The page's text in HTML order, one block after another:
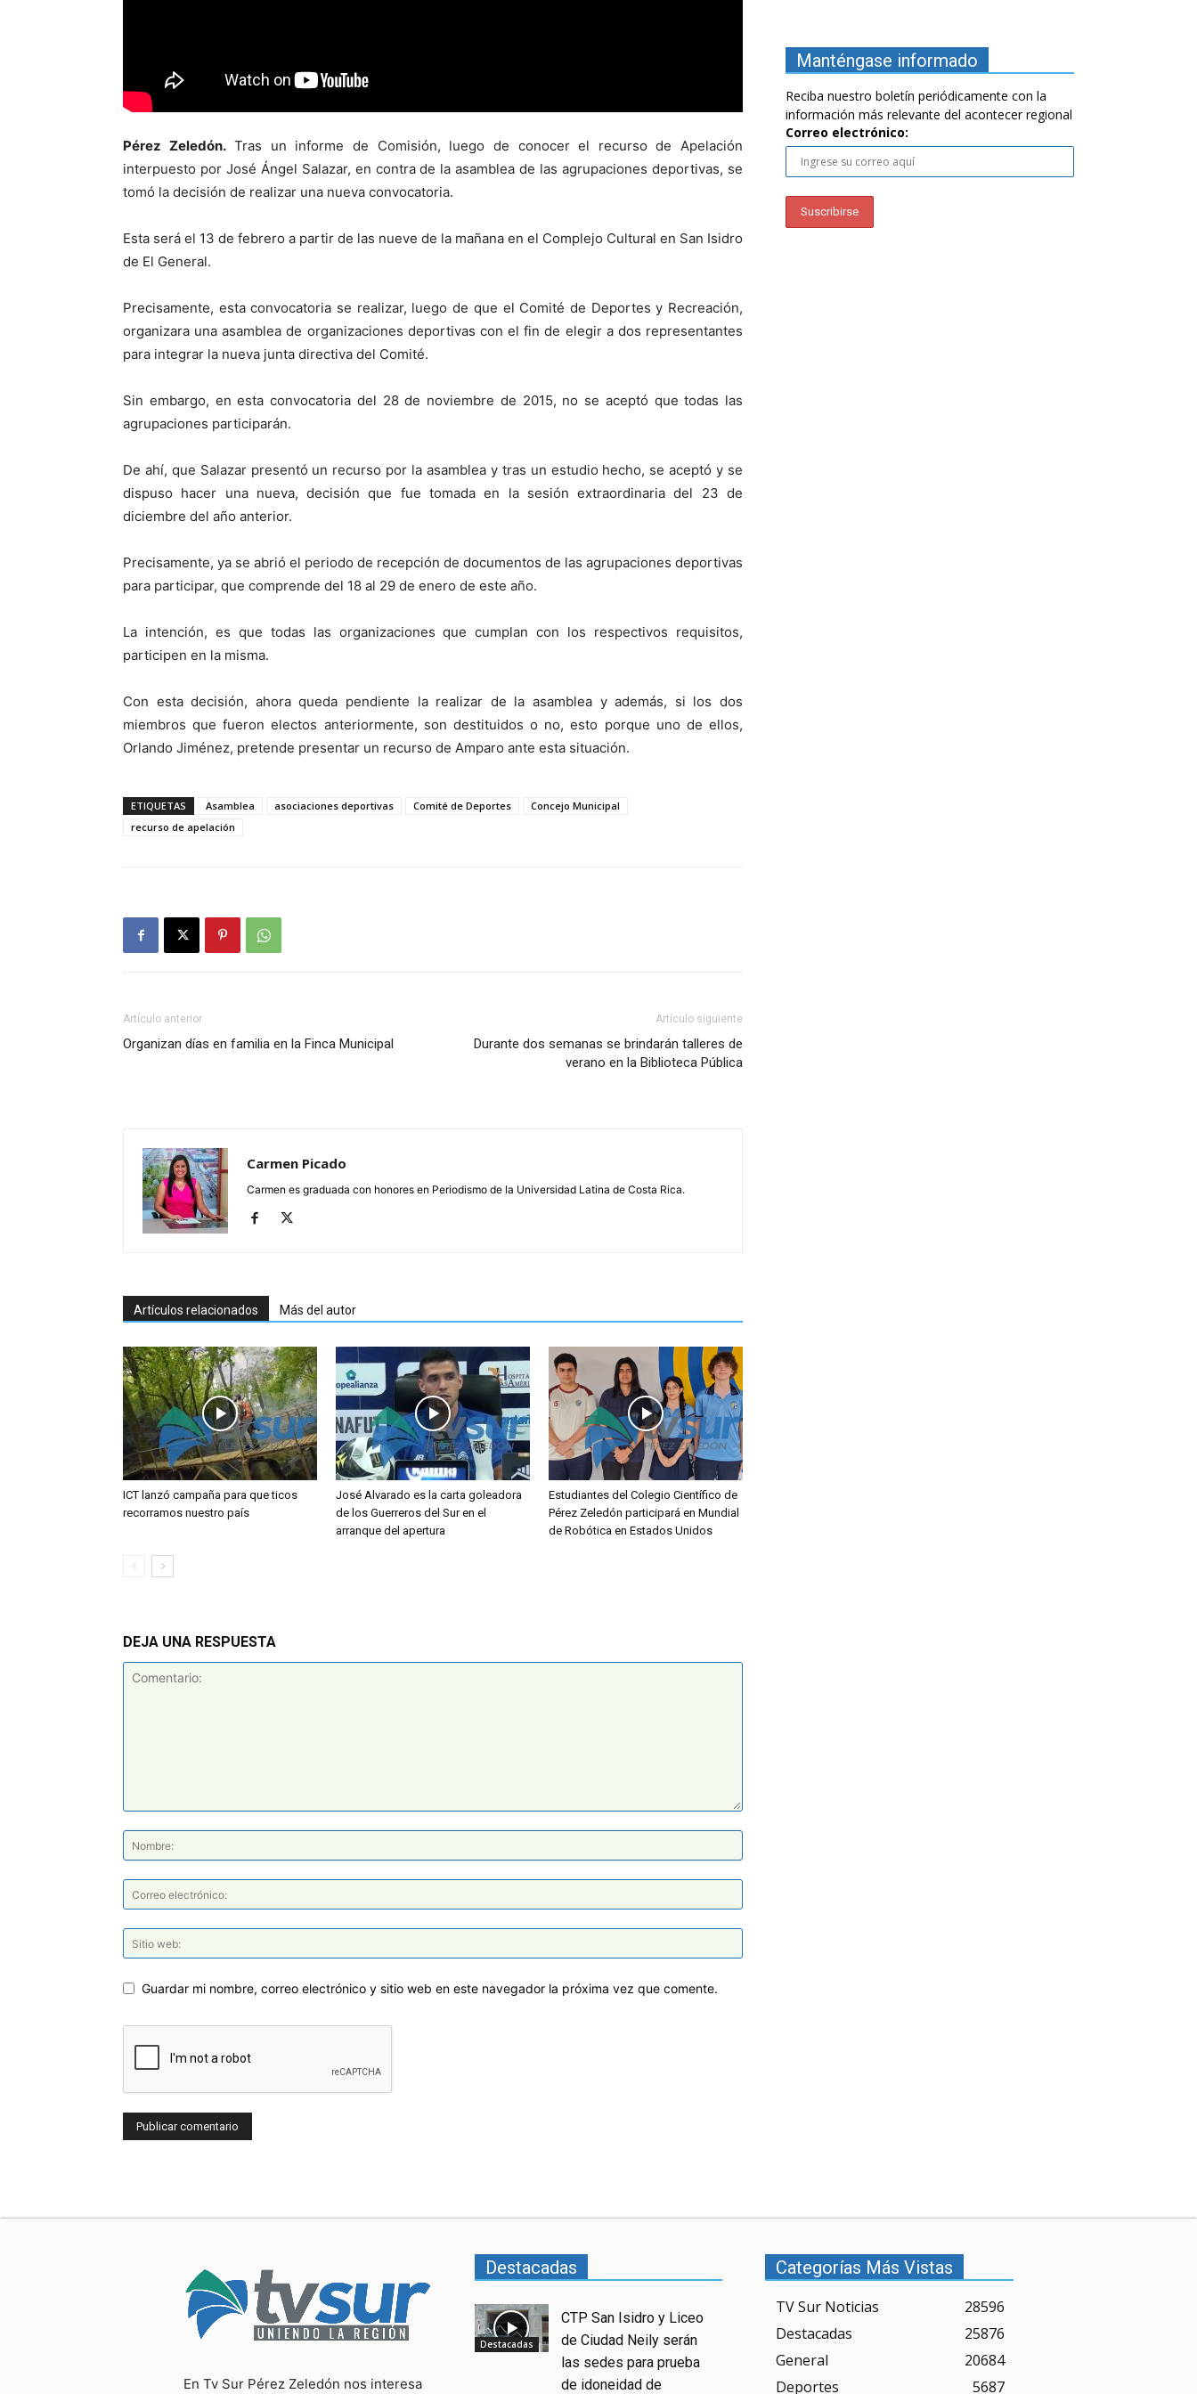
Pérez Zeledón.Tras un informe de Comisión, luego de conocer el recurso de Apelación
interpuesto por José Ángel Salazar, en contra de la asamblea de las agrupaciones deportivas, se
tomó la decisión de realizar una nueva convocatoria.
Esta será el 13 de febrero a partir de las nueve de la mañana en el Complejo Cultural en San Isidro
de El General.
Precisamente, esta convocatoria se realizar, luego de que el Comité de Deportes y Recreación,
organizara una asamblea de organizaciones deportivas con el fin de elegir a dos representantes
para integrar la nueva junta directiva del Comité.
Sin embargo, en esta convocatoria del 28 de noviembre de 2015, no se aceptó que todas las
agrupaciones participarán.
De ahí, que Salazar presentó un recurso por la asamblea y tras un estudio hecho, se aceptó y se
dispuso hacer una nueva, decisión que fue tomada en la sesión extraordinaria del 23 de
diciembre del año anterior.
Precisamente, ya se abrió el periodo de recepción de documentos de las agrupaciones deportivas
para participar, que comprende del 18 al 29 de enero de este año.
La intención, es que todas las organizaciones que cumplan con los respectivos requisitos,
participen en la misma.
Con esta decisión, ahora queda pendiente la realizar de la asamblea y además, si los dos
miembros que fueron electos anteriormente, son destituidos o no, esto porque uno de ellos,
Orlando Jiménez, pretende presentar un recurso de Amparo ante esta situación.
ETIQUETAS Asamblea asociaciones deportivas Comité de Deportes
Concejo Municipal
recurso de apelación
Artículo anterior
Organizan días en familia en la Finca Municipal
Artículo siguiente
Durante dos semanas se brindarán talleres de
verano en la Biblioteca Pública
Carmen Picado
Carmen es graduada con honores en Periodismo de la Universidad Latina de Costa Rica.
Artículos relacionados Más del autor
ICT lanzó campaña para que ticos
recorramos nuestro país
José Alvarado es la carta goleadora
de los Guerreros del Sur en el
arranque del apertura
Estudiantes del Colegio Científico de
Pérez Zeledón participará en Mundial
de Robótica en Estados Unidos
DEJA UNA RESPUESTA
Guardar mi nombre, correo electrónico y sitio web en este navegador la próxima vez que comente.
Manténgase informado
Reciba nuestro boletín periódicamente con la
información más relevante del acontecer regional
Correo electrónico:
En Tv Sur Pérez Zeledón nos interesa
Destacadas
Destacadas
CTP San Isidro y Liceo
de Ciudad Neily serán
las sedes para prueba
de idoneidad de
Categorías Más Vistas
TV Sur Noticias
28596
Destacadas
25876
General
20684
Deportes
5687